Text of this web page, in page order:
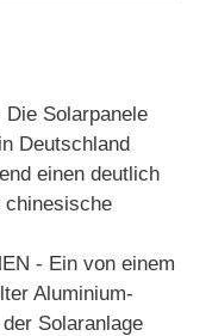
Solarpanele
Deutschland
einen deutlich
chinesische
- Ein von einem
Aluminium-
Solaranlage